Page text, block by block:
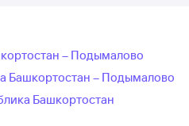
– Подымалово
Башкортостан – Подымалово
Башкортостан